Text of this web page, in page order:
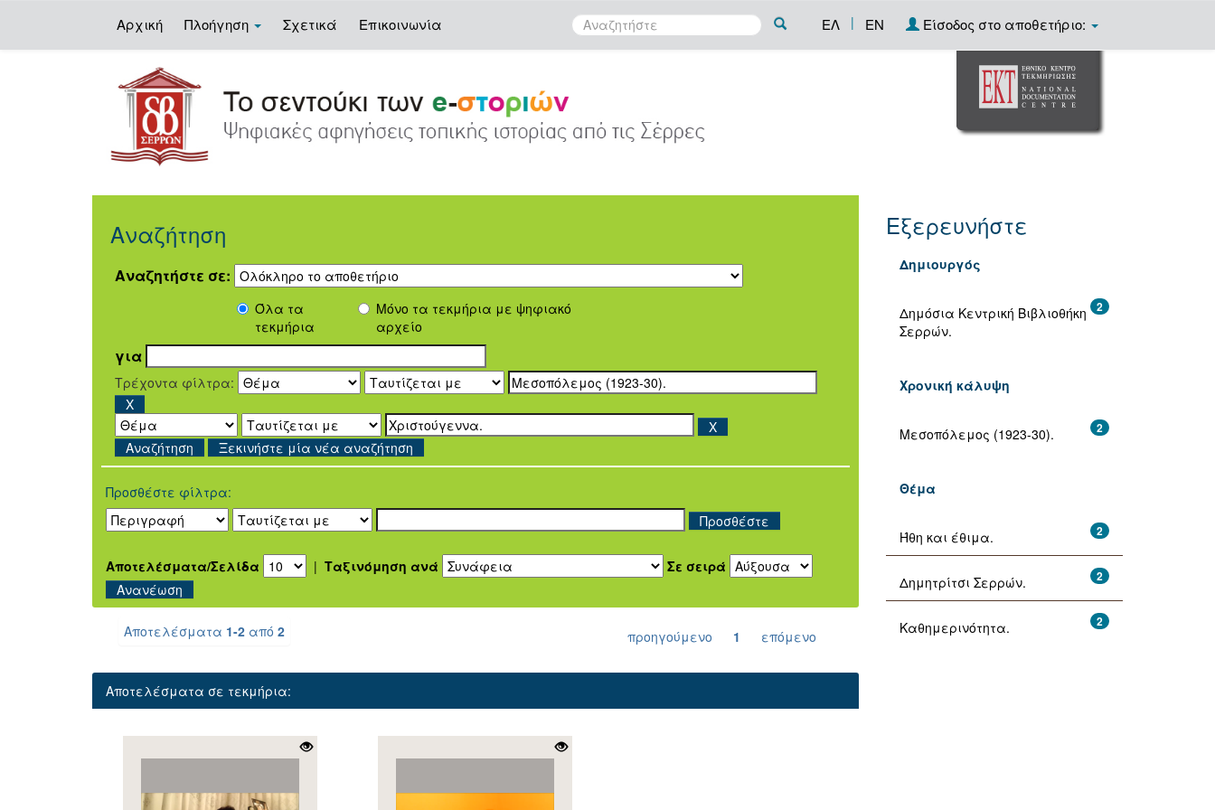
Αρχική Πλοήγηση Σχετικά Επικοινωνία ΕΛ | EN Είσοδος στο αποθετήριο:
Αναζήτηση
Αναζητήστε σε:
Όλα τα
τεκμήρια
Μόνο τα τεκμήρια με ψηφιακό
αρχείο
για
Τρέχοντα φίλτρα:
Ξεκινήστε μία νέα αναζήτηση
Προσθέστε φίλτρα:
Αποτελέσματα/Σελίδα | Ταξινόμηση ανά Σε σειρά
Αποτελέσματα 1-2 από 2 προηγούμενο 1 επόμενο
Αποτελέσματα σε τεκμήρια:
Εξερευνήστε
Δημιουργός
2
Δημόσια Κεντρική Βιβλιοθήκη
Σερρών.
Χρονική κάλυψη
2
Μεσοπόλεμος (1923-30).
Θέμα
2
Ήθη και έθιμα.
2
Δημητρίτσι Σερρών.
2
Καθημερινότητα.